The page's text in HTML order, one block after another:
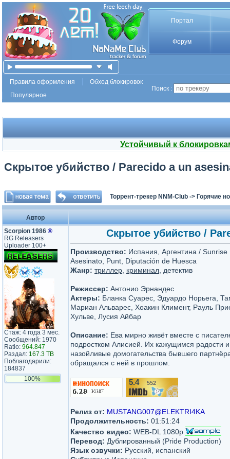
Портал
Форум
Правила оформления
Обход блокировок
Популярное
Поиск :
Устойчивый к
Скрытое убийство / Parecido a un
Торрент-трекер NNM-Club -> Горячие
Автор
Scorpion 1986 ®
RG Releasers
Uploader 100+
Стаж: 4 года 3 мес.
Сообщений: 1970
Ratio: 964.847
Раздал: 167.3 TB
Поблагодарили:
184837
100%
Скрытое убийство /
Производство: Испания, Аргентина /
Asesinato, Punt, Diputación de Huesca
Жанр: триллер криминал , детектив
Режиссер: Антонио Эрнандес
Актеры: Бланка Суарес, Эдуардо Норьега,
Мариан Альварес, Хоакин Климент, Рауль
Хульве, Лусия Айбар
Описание: Ева мирно живёт вместе с
подростком Алисией. Их кажущимся радости
назойливые домогательства бывшего
обращался с ней в прошлом.
5.4/10 552
Релиз от: MUSTANG007@ELEKTRI4KA
Продолжительность: 01:51:24
Качество видео: WEB-DL 1080p
Перевод: Дублированный (Pride Production)
Язык озвучки: Русский, испанский